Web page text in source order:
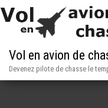
Vol en avion de
Devenez pilote de chasse le